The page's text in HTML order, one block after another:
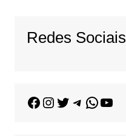
Redes Sociais